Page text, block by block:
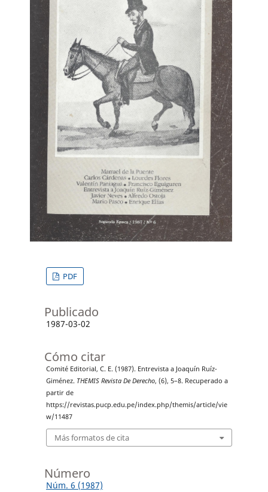
PDF
Publicado
1987-03-02
Cómo citar
Comité Editorial, C. E. (1987). Entrevista a Joaquín Ruíz-
Giménez. THEMIS Revista De Derecho, (6), 5–8. Recuperado a
partir de
https://revistas.pucp.edu.pe/index.php/themis/article/vie
w/11487
Más formatos de cita
Número
Núm. 6 (1987)